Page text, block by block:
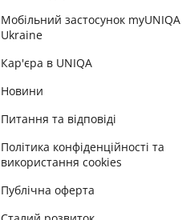
Мобільний застосунок myUNIQA
Ukraine
Кар'єра в UNIQA
Новини
Питання та відповіді
Політика конфіденційності та
використання cookies
Публічна оферта